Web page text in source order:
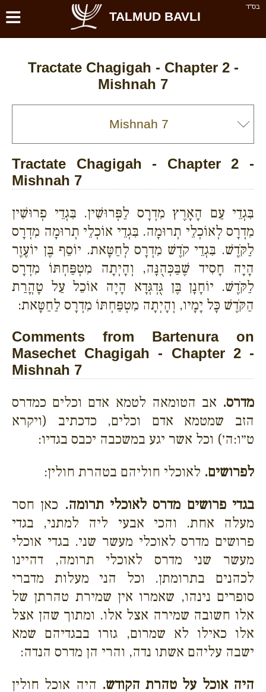
בס''ד ≡ TALMUD BAVLI
Tractate Chagigah - Chapter 2 -
Mishnah 7
Tractate Chagigah - Chapter 2 -
Mishnah 7
בִּגְדֵי עַם הָאָרֶץ מִדְרָס לַפְּרוּשִׁין. בִּגְדֵי פְרוּשִׁין
מִדְרָס לְאוֹכְלֵי תְרוּמָה. בִּגְדֵי אוֹכְלֵי תְרוּמָה מִדְרָס
לַקֹּדֶשׁ. בִּגְדֵי קֹדֶשׁ מִדְרָס לְחַטָּאת. יוֹסֵף בֶּן יוֹעֶזֶר
הָיָה חָסִיד שֶׁבַּכְּהֻנָּה, וְהָיְתָה מִטְפַּחְתּוֹ מִדְרָס
לַקֹּדֶשׁ. יוֹחָנָן בֶּן גֻּדְגְּדָא הָיָה אוֹכֵל עַל טָהֳרַת
הַקֹּדֶשׁ כָּל יָמָיו, וְהָיְתָה מִטְפַּחְתּוֹ מִדְרָס לַחַטָּאת:
Comments from Bartenura on
Masechet Chagigah - Chapter 2 -
Mishnah 7
מדרס. אב הטומאה לטמא אדם וכלים כמדרס
הזב שמטמא אדם וכלים, כדכתיב (ויקרא
ט״ו:ה׳) וכל אשר יגע במשכבה יכבס בגדיו:
לפרושים. לאוכלי חוליהם בטהרת חולין:
בגדי פרושים מדרס לאוכלי תרומה. כאן חסר
מעלה אחת. והכי אבעי ליה למתני, בגדי
פרושים מדרס לאוכלי מעשר שני. בגדי אוכלי
מעשר שני מדרס לאוכלי תרומה, דהיינו
לכהנים בתרומתן. וכל הני מעלות מדברי
סופרים נינהו, שאמרו אין שמירת טהרתן של
אלו חשובה שמירה אצל אלו. ומתוך שהן אצל
אלו כאילו לא שמרום, גזרו בבגדיהם שמא
ישבה עליהם אשתו נדה, והרי הן מדרס הנדה:
היה אוכל על טהרת הקודש. היה אוכל חולין